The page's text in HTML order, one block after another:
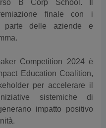
B Corp School. Il
finale con i
parte delle aziende e
Competition 2024 è
Education Coalition,
per accelerare il
sistemiche di
impatto positivo